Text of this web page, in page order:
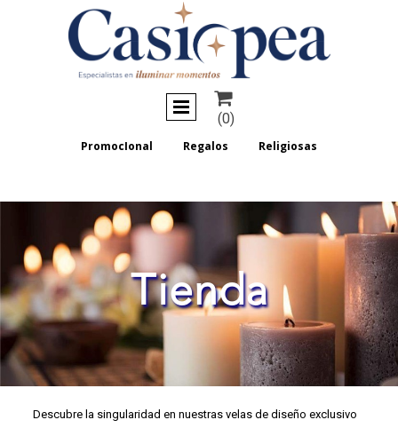

(0)
PromocIonal Regalos Religiosas
Tienda
Descubre la singularidad en nuestras velas de diseño exclusivo